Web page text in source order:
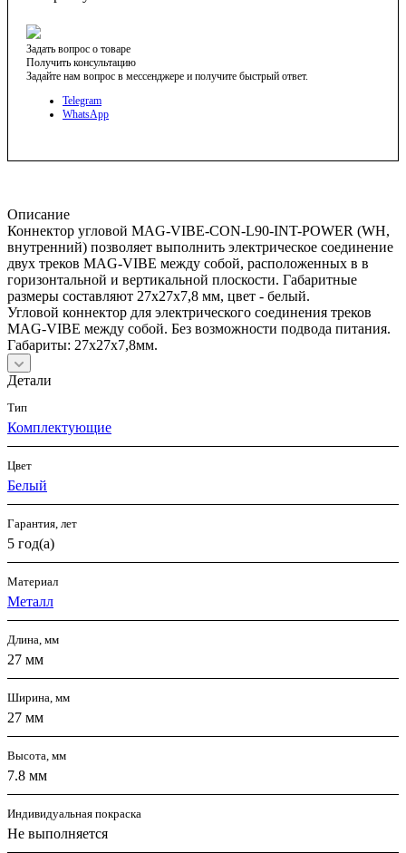
Задать вопрос о товаре
Получить консультацию
Задайте нам вопрос в мессенджере и получите быстрый ответ.
Telegram
WhatsApp
Описание
Коннектор угловой MAG-VIBE-CON-L90-INT-POWER (WH,
внутренний) позволяет выполнить электрическое соединение
двух треков MAG-VIBE между собой, расположенных в в
горизонтальной и вертикальной плоскости. Габаритные
размеры составляют 27x27x7,8 мм, цвет - белый.
Угловой коннектор для электрического соединения треков
MAG-VIBE между собой. Без возможности подвода питания.
Габариты: 27x27x7,8мм.
Детали
Тип
Комплектующие
Цвет
Белый
Гарантия, лет
5 год(а)
Материал
Металл
Длина, мм
27 мм
Ширина, мм
27 мм
Высота, мм
7.8 мм
Индивидуальная покраска
Не выполняется